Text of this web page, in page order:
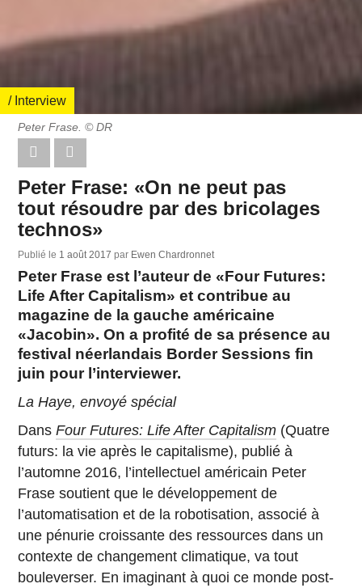
/ Interview
Peter Frase. © DR
Peter Frase: «On ne peut pas
tout résoudre par des bricolages
technos»
Publié le 1 août 2017par Ewen Chardronnet
Peter Frase est l’auteur de «Four Futures:
Life After Capitalism» et contribue au
magazine de la gauche américaine
«Jacobin». On a profité de sa présence au
festival néerlandais Border Sessions fin
juin pour l’interviewer.
La Haye, envoyé spécial
DansFour Futures: Life After Capitalism (Quatre
futurs: la vie après le capitalisme), publié à
l’automne 2016, l’intellectuel américain Peter
Frase soutient que le développement de
l’automatisation et de la robotisation, associé à
une pénurie croissante des ressources dans un
contexte de changement climatique, va tout
bouleverser. En imaginant à quoi ce monde post-